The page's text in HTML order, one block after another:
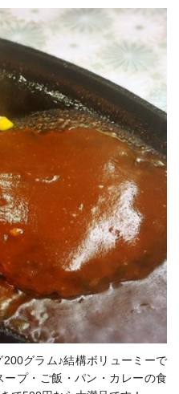
グラム♪結構ボリューミーで
プ・ご飯・パン・カレーの食